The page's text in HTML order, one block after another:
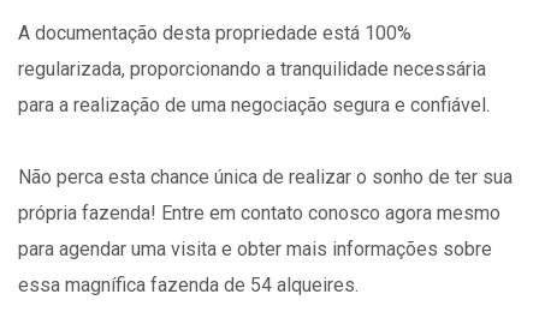
A documentação desta propriedade está 100%
regularizada, proporcionando a tranquilidade necessária
para a realização de uma negociação segura e confiável.
Não perca esta chance única de realizar o sonho de ter sua
própria fazenda! Entre em contato conosco agora mesmo
para agendar uma visita e obter mais informações sobre
essa magnífica fazenda de 54 alqueires.